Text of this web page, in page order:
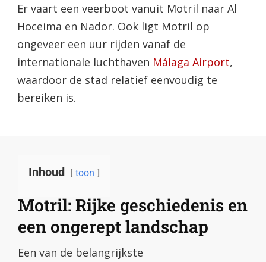
Er vaart een veerboot vanuit Motril naar Al
Hoceima en Nador. Ook ligt Motril op
ongeveer een uur rijden vanaf de
internationale luchthaven Málaga Airport,
waardoor de stad relatief eenvoudig te
bereiken is.
Inhoud toon
Motril: Rijke geschiedenis en
een ongerept landschap
Een van de belangrijkste